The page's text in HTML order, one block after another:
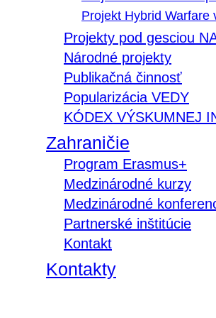
Projekt Hybrid Warfare
Projekty pod gesciou
Národné projekty
Publikačná činnosť
Popularizácia VEDY
KÓDEX VÝSKUMNEJ
Zahraničie
Program Erasmus+
Medzinárodné kurzy
Medzinárodné
Partnerské inštitúcie
Kontakt
Kontakty